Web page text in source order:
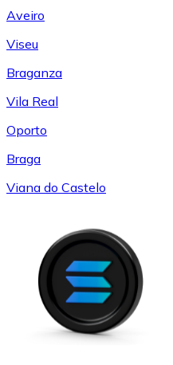
Aveiro
Viseu
Braganza
Vila Real
Oporto
Braga
Viana do Castelo